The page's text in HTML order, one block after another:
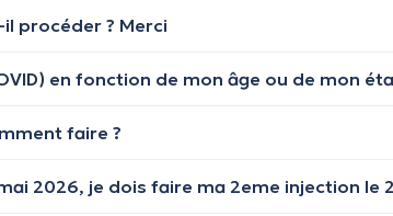
procéder ? Merci
faire ?